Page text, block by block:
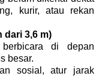
kurir, atau rekan
dari 3,6 m)
di depan
besar.
sosial, atur jarak